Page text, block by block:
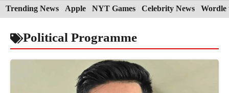
Skip
to
content
Trending News Apple NYT Games Celebrity News Wordle
Political Programme